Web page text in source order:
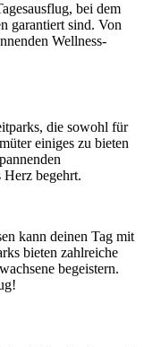
bei dem
garantiert sind. Von
Wellness-
die sowohl für
einiges zu bieten
Herz begehrt.
kann deinen Tag mit
bieten zahlreiche
begeistern.